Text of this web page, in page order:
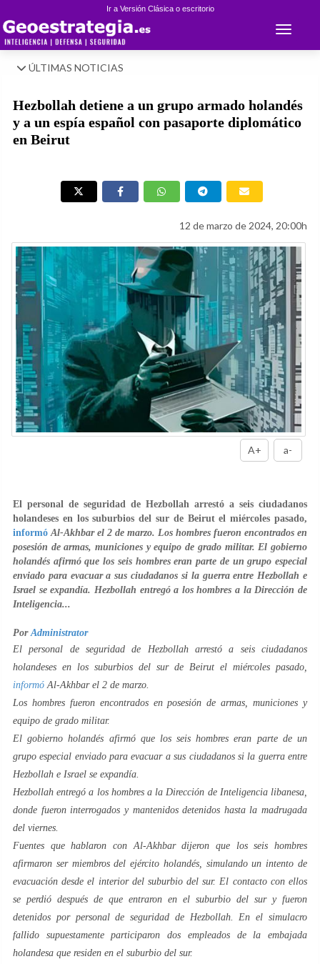
Ir a Versión Clásica o escritorio
Toggle
ÚLTIMAS NOTICIAS
Hezbollah detiene a un grupo armado holandés
y a un espía español con pasaporte diplomático
en Beirut
12 de marzo de 2024, 20:00h
A+ a-
El personal de seguridad de Hezbollah arrestó a seis ciudadanos
holandeses en los suburbios del sur de Beirut el miércoles pasado,
informó Al-Akhbar el 2 de marzo. Los hombres fueron encontrados en
posesión de armas, municiones y equipo de grado militar. El gobierno
holandés afirmó que los seis hombres eran parte de un grupo especial
enviado para evacuar a sus ciudadanos si la guerra entre Hezbollah e
Israel se expandía. Hezbollah entregó a los hombres a la Dirección de
Inteligencia...
Por Administrator
El personal de seguridad de Hezbollah arrestó a seis ciudadanos
holandeses en los suburbios del sur de Beirut el miércoles pasado,
informó Al-Akhbarel 2 de marzo.
Los hombres fueron encontrados en posesión de armas, municiones y
equipo de grado militar.
El gobierno holandés afirmó que los seis hombres eran parte de un
grupo especial enviado para evacuar a sus ciudadanos si la guerra entre
Hezbollah e Israel se expandía.
Hezbollah entregó a los hombres a la Dirección de Inteligencia libanesa,
donde fueron interrogados y mantenidos detenidos hasta la madrugada
del viernes.
Fuentes que hablaron con Al-Akhbardijeron que los seis hombres
afirmaron ser miembros del ejército holandés, simulando un intento de
evacuación desde el interior del suburbio del sur. El contacto con ellos
se perdió después de que entraron en el suburbio del sur y fueron
detenidos por personal de seguridad de Hezbollah. En el simulacro
fallido supuestamente participaron dos empleados de la embajada
holandesa que residen en el suburbio del sur.